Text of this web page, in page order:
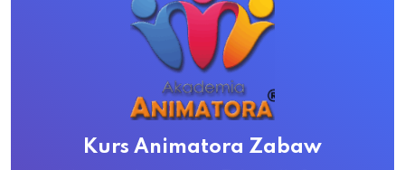
Kurs Animatora Zabaw